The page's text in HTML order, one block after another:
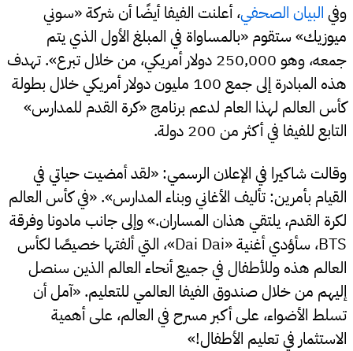
وفي البيان الصحفي، أعلنت الفيفا أيضًا أن شركة «سوني
ميوزيك» ستقوم «بالمساواة في المبلغ الأول الذي يتم
جمعه، وهو 250,000 دولار أمريكي، من خلال تبرع». تهدف
هذه المبادرة إلى جمع 100 مليون دولار أمريكي خلال بطولة
كأس العالم لهذا العام لدعم برنامج «كرة القدم للمدارس»
التابع للفيفا في أكثر من 200 دولة.
وقالت شاكيرا في الإعلان الرسمي: «لقد أمضيت حياتي في
القيام بأمرين: تأليف الأغاني وبناء المدارس». «في كأس العالم
لكرة القدم، يلتقي هذان المساران.» وإلى جانب مادونا وفرقة
BTS، سأؤدي أغنية «Dai Dai»، التي ألفتها خصيصًا لكأس
العالم هذه وللأطفال في جميع أنحاء العالم الذين سنصل
إليهم من خلال صندوق الفيفا العالمي للتعليم. «آمل أن
تسلط الأضواء، على أكبر مسرح في العالم، على أهمية
الاستثمار في تعليم الأطفال!»